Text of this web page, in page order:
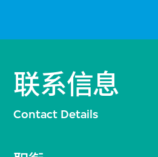
联系信息
Contact Details